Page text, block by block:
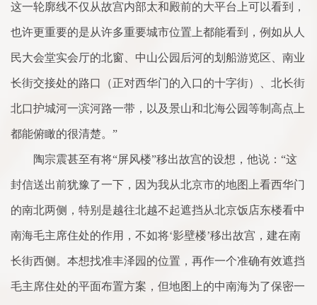
这一轮廓线不仅从故宫内部太和殿前的大平台上可以看到，
也许更重要的是从许多重要城市位置上都能看到，例如从人
民大会堂实会厅的北窗、中山公园后河的划船游览区、南业
长街交接处的路口（正对西华门的入口的十字街）、北长街
北口护城河一滨河路一带，以及景山和北海公园等制高点上
都能俯瞰的很清楚。”
陶宗震甚至有将“屏风楼”移出故宫的设想，他说：“这
封信送出前犹豫了一下，因为我从北京市的地图上看西华门
的南北两侧，特别是越往北越不起遮挡从北京饭店东楼看中
南海毛主席住处的作用，不如将‘影壁楼’移出故宫，建在南
长街西侧。本想找准丰泽园的位置，再作一个准确有效遮挡
毛主席住处的平面布置方案，但地图上的中南海为了保密一